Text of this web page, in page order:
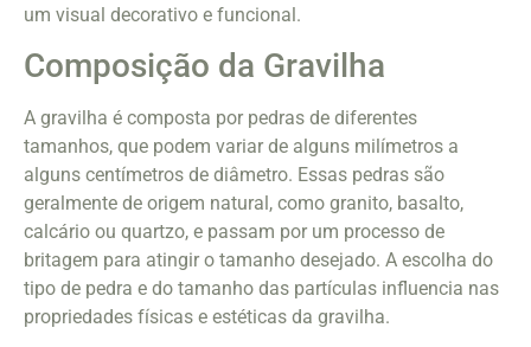
um visual decorativo e funcional.
Composição da Gravilha
A gravilha é composta por pedras de diferentes
tamanhos, que podem variar de alguns milímetros a
alguns centímetros de diâmetro. Essas pedras são
geralmente de origem natural, como granito, basalto,
calcário ou quartzo, e passam por um processo de
britagem para atingir o tamanho desejado. A escolha do
tipo de pedra e do tamanho das partículas influencia nas
propriedades físicas e estéticas da gravilha.